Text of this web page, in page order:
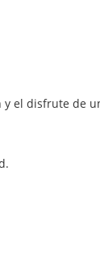
y el disfrute de